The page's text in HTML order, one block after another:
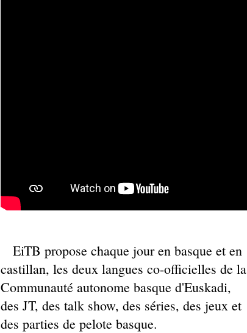
EiTB propose chaque jour en basque et en
castillan, les deux langues co-officielles de la
Communauté autonome basque d'Euskadi,
des JT, des talk show, des séries, des jeux et
des parties de pelote basque.